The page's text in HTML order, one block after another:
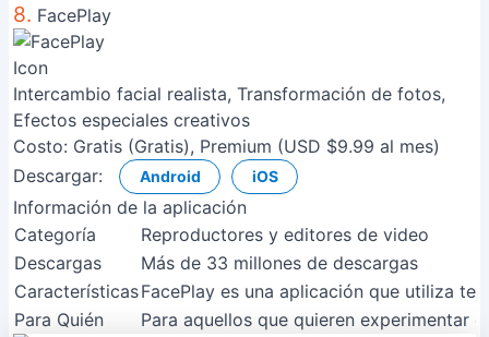
8. FacePlay
Intercambio facial realista, Transformación de fotos,
Efectos especiales creativos
Costo: Gratis (Gratis), Premium (USD $9.99 al mes)
Descargar:
Android iOS
Información de la aplicación
Categoría
Reproductores y editores de video
Descargas
Más de 33 millones de descargas
CaracterísticasFacePlay es una aplicación que utiliza
Para Quién
Para aquellos que quieren